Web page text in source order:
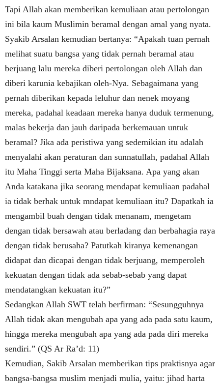
Tapi Allah akan memberikan kemuliaan atau pertolongan
ini bila kaum Muslimin beramal dengan amal yang nyata.
Syakib Arsalan kemudian bertanya: “Apakah tuan pernah
melihat suatu bangsa yang tidak pernah beramal atau
berjuang lalu mereka diberi pertolongan oleh Allah dan
diberi karunia kebajikan oleh-Nya. Sebagaimana yang
pernah diberikan kepada leluhur dan nenek moyang
mereka, padahal keadaan mereka hanya duduk termenung,
malas bekerja dan jauh daripada berkemauan untuk
beramal? Jika ada peristiwa yang sedemikian itu adalah
menyalahi akan peraturan dan sunnatullah, padahal Allah
itu Maha Tinggi serta Maha Bijaksana. Apa yang akan
Anda katakana jika seorang mendapat kemuliaan padahal
ia tidak berhak untuk mndapat kemuliaan itu? Dapatkah ia
mengambil buah dengan tidak menanam, mengetam
dengan tidak bersawah atau berladang dan berbahagia raya
dengan tidak berusaha? Patutkah kiranya kemenangan
didapat dan dicapai dengan tidak berjuang, memperoleh
kekuatan dengan tidak ada sebab-sebab yang dapat
mendatangkan kekuatan itu?”
Sedangkan Allah SWT telah berfirman: “Sesungguhnya
Allah tidak akan mengubah apa yang ada pada satu kaum,
hingga mereka mengubah apa yang ada pada diri mereka
sendiri.” (QS Ar Ra’d: 11)
Kemudian, Sakib Arsalan memberikan tips praktisnya agar
bangsa-bangsa muslim menjadi mulia, yaitu: jihad harta